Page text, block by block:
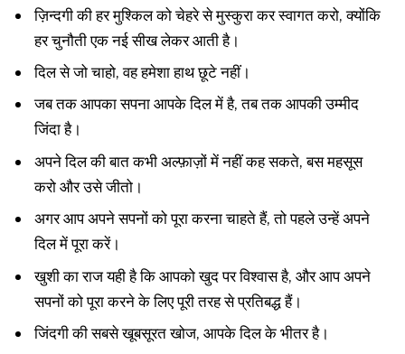
ज़िन्दगी की हर मुश्किल को चेहरे से मुस्कुरा कर स्वागत करो, क्योंकि
हर चुनौती एक नई सीख लेकर आती है।
दिल से जो चाहो, वह हमेशा हाथ छूटे नहीं।
जब तक आपका सपना आपके दिल में है, तब तक आपकी उम्मीद
जिंदा है।
अपने दिल की बात कभी अल्फ़ाज़ों में नहीं कह सकते, बस महसूस
करो और उसे जीतो।
अगर आप अपने सपनों को पूरा करना चाहते हैं, तो पहले उन्हें अपने
दिल में पूरा करें।
खुशी का राज यही है कि आपको खुद पर विश्वास है, और आप अपने
सपनों को पूरा करने के लिए पूरी तरह से प्रतिबद्ध हैं।
जिंदगी की सबसे खूबसूरत खोज, आपके दिल के भीतर है।